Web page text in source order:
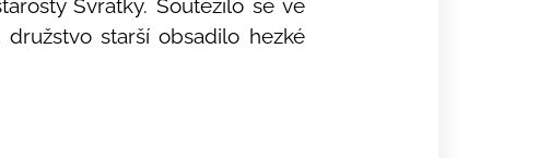
Svratky. Soutěžilo se ve
starší obsadilo hezké